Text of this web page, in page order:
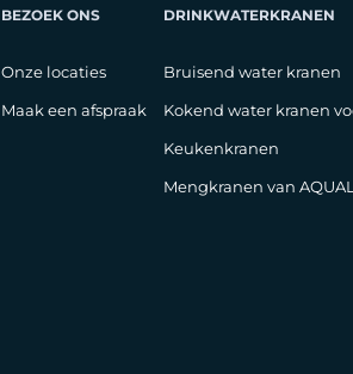
BEZOEK ONS
Onze locaties
Maak een afspraak
DRINKWATERKRANEN
Bruisend water kranen
Kokend water kranen
Keukenkranen
Mengkranen van